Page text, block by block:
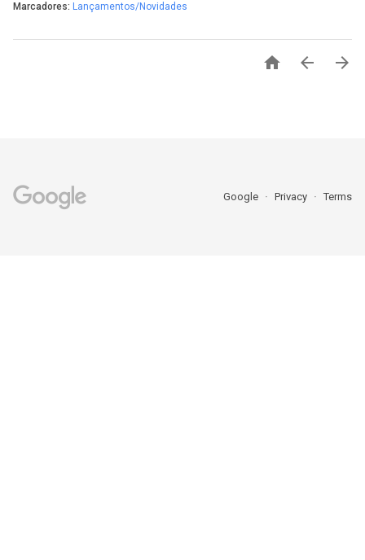
Marcadores: Lançamentos/Novidades
  
Google Privacy Terms